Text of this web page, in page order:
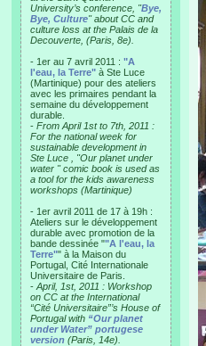
University’s conference, "Bye,
Bye, Culture" about CC and
culture loss at the Palais de la
Decouverte, (Paris, 8e).
- 1er au 7 avril 2011 : "A
l'eau, la Terre" à Ste Luce
(Martinique) pour des ateliers
avec les primaires pendant la
semaine du développement
durable.
- From April 1st to 7th, 2011 :
For the national week for
sustainable development in
Ste Luce , "Our planet under
water " comic book is used as
a tool for the kids awareness
workshops (Martinique)
- 1er avril 2011 de 17 à 19h :
Ateliers sur le développement
durable avec promotion de la
bande dessinée ""A l'eau, la
Terre"" à la Maison du
Portugal, Cité Internationale
Universitaire de Paris.
- April, 1st, 2011 : Workshop
on CC at the International
“Cité Universitaire”’s House of
Portugal with “Our planet
under Water” portugese
version (Paris, 14e).